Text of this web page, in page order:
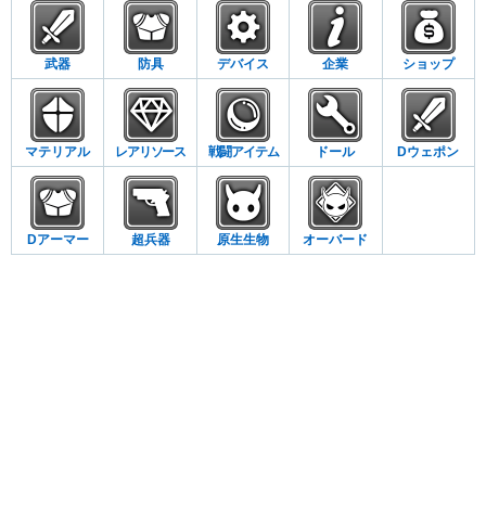
武器 防具 デバイス 企業 ショップ
マテリアル レアリソース 戦闘アイテム ドール Dウェポン
Dアーマー 超兵器 原生生物 オーバード